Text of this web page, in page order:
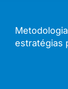
estratégias